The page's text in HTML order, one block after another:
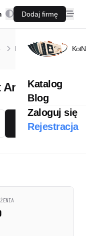
Dodaj firmę
Katalog
Blog
Zaloguj się
Rejestracja
Inne
gablot
Arabeska
Skontaktuj się